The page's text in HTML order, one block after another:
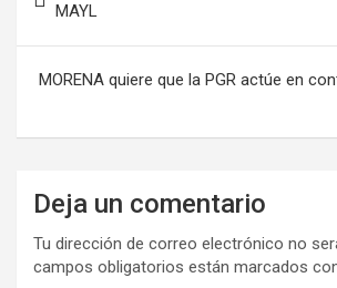
MAYL
MORENA quiere que la PGR actúe en
Deja un comentario
Tu dirección de correo electrónico no
campos obligatorios están marcados